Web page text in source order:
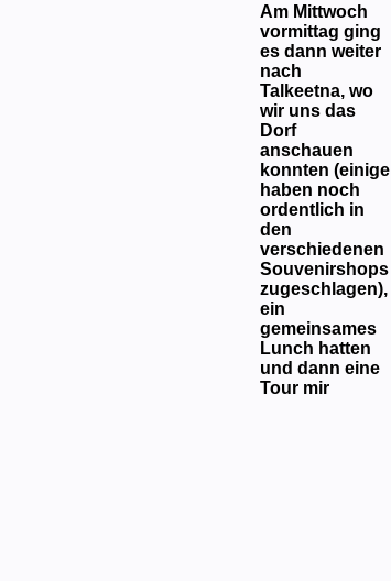
Am Mittwoch
vormittag ging
es dann weiter
nach
Talkeetna, wo
wir uns das
Dorf
anschauen
konnten (einige
haben noch
ordentlich in
den
verschiedenen
Souvenirshops
zugeschlagen),
ein
gemeinsames
Lunch hatten
und dann eine
Tour mir